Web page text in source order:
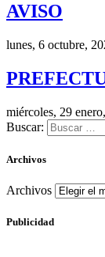
AVISO
lunes, 6 octubre,
miércoles, 29
Buscar:
Archivos
Archivos
Publicidad